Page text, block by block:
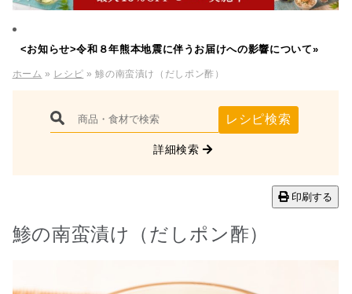
<お知らせ>令和８年熊本地震に伴うお届けへの影響について»
ホーム » レシピ » 鯵の南蛮漬け（だしポン酢）
レシピ検索
詳細検索
印刷する
鯵の南蛮漬け（だしポン酢）